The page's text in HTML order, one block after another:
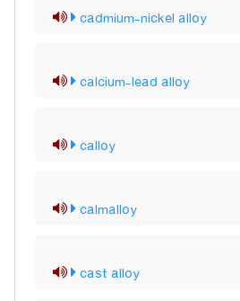
cadmium-nickel alloy
calcium-lead alloy
calloy
calmalloy
cast alloy